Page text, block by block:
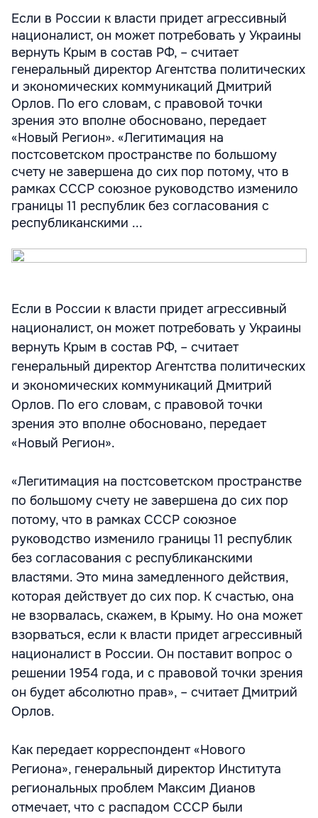
Если в России к власти придет агрессивный
националист, он может потребовать у Украины
вернуть Крым в состав РФ, – считает
генеральный директор Агентства политических
и экономических коммуникаций Дмитрий
Орлов. По его словам, с правовой точки
зрения это вполне обосновано, передает
«Новый Регион». «Легитимация на
постсоветском пространстве по большому
счету не завершена до сих пор потому, что в
рамках СССР союзное руководство изменило
границы 11 республик без согласования с
республиканскими ...
Если в России к власти придет агрессивный
националист, он может потребовать у Украины
вернуть Крым в состав РФ, – считает
генеральный директор Агентства политических
и экономических коммуникаций Дмитрий
Орлов. По его словам, с правовой точки
зрения это вполне обосновано, передает
«Новый Регион».
«Легитимация на постсоветском пространстве
по большому счету не завершена до сих пор
потому, что в рамках СССР союзное
руководство изменило границы 11 республик
без согласования с республиканскими
властями. Это мина замедленного действия,
которая действует до сих пор. К счастью, она
не взорвалась, скажем, в Крыму. Но она может
взорваться, если к власти придет агрессивный
националист в России. Он поставит вопрос о
решении 1954 года, и с правовой точки зрения
он будет абсолютно прав», – считает Дмитрий
Орлов.
Как передает корреспондент «Нового
Региона», генеральный директор Института
региональных проблем Максим Дианов
отмечает, что с распадом СССР были